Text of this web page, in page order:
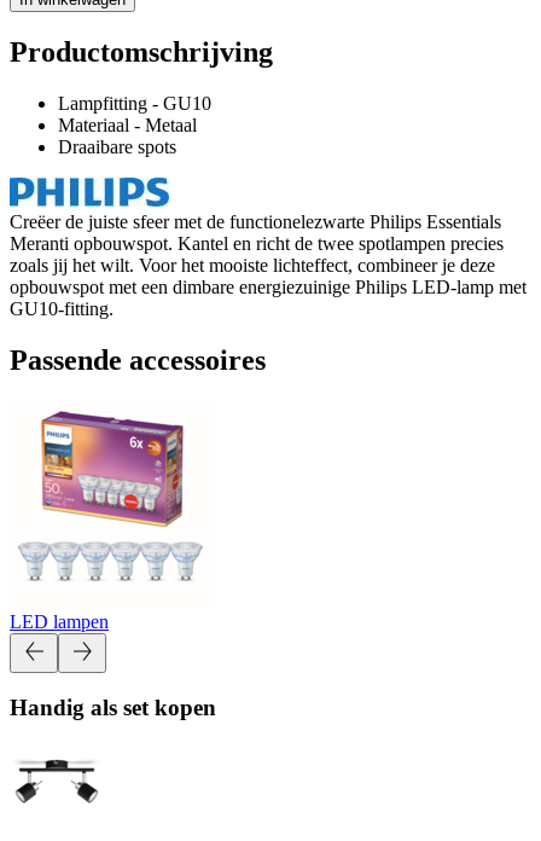
Productomschrijving
Lampfitting - GU10
Materiaal - Metaal
Draaibare spots
Creëer de juiste sfeer met de functionelezwarte Philips Essentials
Meranti opbouwspot. Kantel en richt de twee spotlampen precies
zoals jij het wilt. Voor het mooiste lichteffect, combineer je deze
opbouwspot met een dimbare energiezuinige Philips LED-lamp met
GU10-fitting.
Passende accessoires
LED lampen
Handig als set kopen